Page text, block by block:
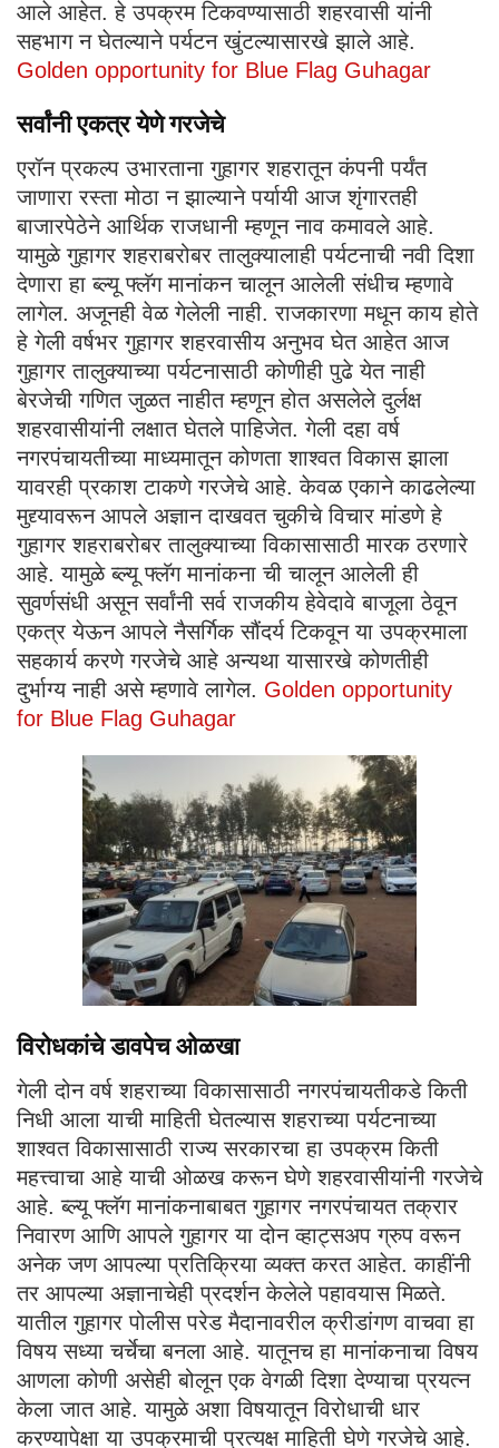
आले आहेत. हे उपक्रम टिकवण्यासाठी शहरवासी यांनी
सहभाग न घेतल्याने पर्यटन खुंटल्यासारखे झाले आहे.
Golden opportunity for Blue Flag Guhagar
सर्वांनी एकत्र येणे गरजेचे
एरॉन प्रकल्प उभारताना गुहागर शहरातून कंपनी पर्यंत
जाणारा रस्ता मोठा न झाल्याने पर्यायी आज शृंगारतही
बाजारपेठेने आर्थिक राजधानी म्हणून नाव कमावले आहे.
यामुळे गुहागर शहराबरोबर तालुक्यालाही पर्यटनाची नवी दिशा
देणारा हा ब्ल्यू फ्लॅग मानांकन चालून आलेली संधीच म्हणावे
लागेल. अजूनही वेळ गेलेली नाही. राजकारणा मधून काय होते
हे गेली वर्षभर गुहागर शहरवासीय अनुभव घेत आहेत आज
गुहागर तालुक्याच्या पर्यटनासाठी कोणीही पुढे येत नाही
बेरजेची गणित जुळत नाहीत म्हणून होत असलेले दुर्लक्ष
शहरवासीयांनी लक्षात घेतले पाहिजेत. गेली दहा वर्ष
नगरपंचायतीच्या माध्यमातून कोणता शाश्वत विकास झाला
यावरही प्रकाश टाकणे गरजेचे आहे. केवळ एकाने काढलेल्या
मुद्द्यावरून आपले अज्ञान दाखवत चुकीचे विचार मांडणे हे
गुहागर शहराबरोबर तालुक्याच्या विकासासाठी मारक ठरणारे
आहे. यामुळे ब्ल्यू फ्लॅग मानांकना ची चालून आलेली ही
सुवर्णसंधी असून सर्वांनी सर्व राजकीय हेवेदावे बाजूला ठेवून
एकत्र येऊन आपले नैसर्गिक सौंदर्य टिकवून या उपक्रमाला
सहकार्य करणे गरजेचे आहे अन्यथा यासारखे कोणतीही
दुर्भाग्य नाही असे म्हणावे लागेल. Golden opportunity
for Blue Flag Guhagar
विरोधकांचे डावपेच ओळखा
गेली दोन वर्ष शहराच्या विकासासाठी नगरपंचायतीकडे किती
निधी आला याची माहिती घेतल्यास शहराच्या पर्यटनाच्या
शाश्वत विकासासाठी राज्य सरकारचा हा उपक्रम किती
महत्त्वाचा आहे याची ओळख करून घेणे शहरवासीयांनी गरजेचे
आहे. ब्ल्यू फ्लॅग मानांकनाबाबत गुहागर नगरपंचायत तक्रार
निवारण आणि आपले गुहागर या दोन व्हाट्सअप ग्रुप वरून
अनेक जण आपल्या प्रतिक्रिया व्यक्त करत आहेत. काहींनी
तर आपल्या अज्ञानाचेही प्रदर्शन केलेले पहावयास मिळते.
यातील गुहागर पोलीस परेड मैदानावरील क्रीडांगण वाचवा हा
विषय सध्या चर्चेचा बनला आहे. यातूनच हा मानांकनाचा विषय
आणला कोणी असेही बोलून एक वेगळी दिशा देण्याचा प्रयत्न
केला जात आहे. यामुळे अशा विषयातून विरोधाची धार
करण्यापेक्षा या उपक्रमाची प्रत्यक्ष माहिती घेणे गरजेचे आहे.